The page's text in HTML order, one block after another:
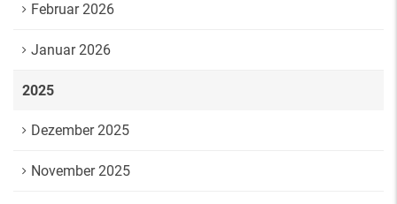
Februar 2026
Januar 2026
2025
Dezember 2025
November 2025